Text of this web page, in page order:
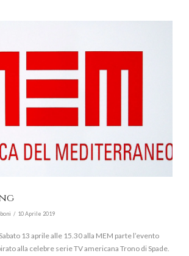
10 Aprile 2019
13 aprile alle 15.30 alla MEM parte l’evento
alla celebre serie TV americana Trono di Spade.